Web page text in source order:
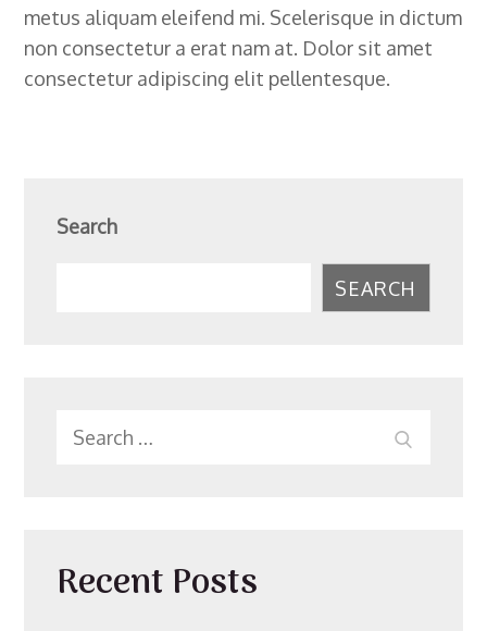
metus aliquam eleifend mi. Scelerisque in dictum
non consectetur a erat nam at. Dolor sit amet
consectetur adipiscing elit pellentesque.
Search
SEARCH
Search
Recent Posts